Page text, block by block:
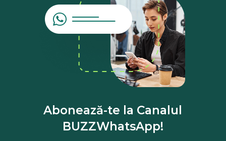
Abonează-te la Canalul
BUZZWhatsApp!